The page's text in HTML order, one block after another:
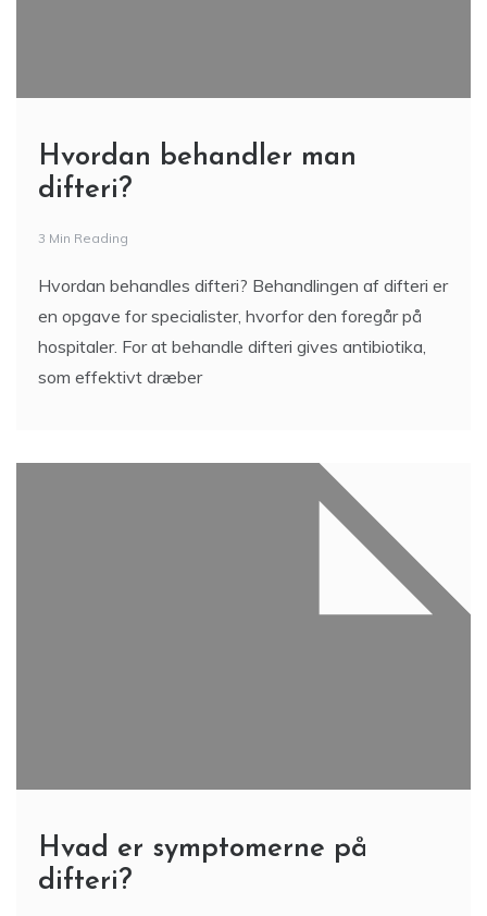
Hvordan behandler man
difteri?
3 Min Reading
Hvordan behandles difteri? Behandlingen af difteri er
en opgave for specialister, hvorfor den foregår på
hospitaler. For at behandle difteri gives antibiotika,
som effektivt dræber
Hvad er symptomerne på
difteri?